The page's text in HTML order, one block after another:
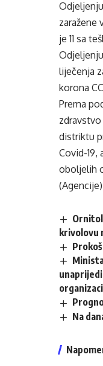
zaražene
je 11 sa
liječenja
korona
Prema
distriktu
Covid-19,
oboljelih
(Agencije)
krivolovu
Na